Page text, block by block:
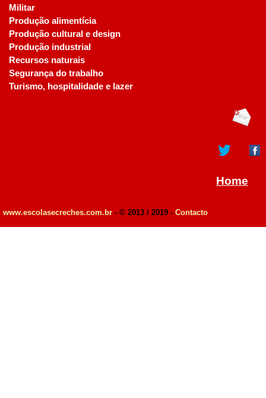
Militar
Produção alimentícia
Produção cultural e design
Produção industrial
Recursos naturais
Segurança do trabalho
Turismo, hospitalidade e lazer
Home
www.escolasecreches.com.br - © 2013 / 2019 - Contacto